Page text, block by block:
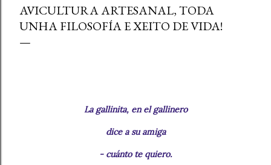
AVICULTURA ARTESANAL, TODA
UNHA FILOSOFÍA E XEITO DE VIDA!
La gallinita, en el gallinero
dice a su amiga
- cuánto te quiero.